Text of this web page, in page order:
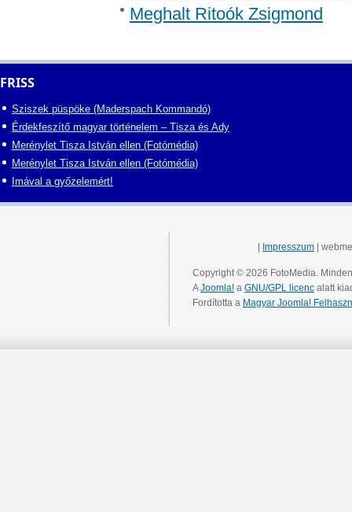
Meghalt Ritoók Zsigmond
FRISS
Sziszek püspöke (Maderspach Kommandó)
Érdekfeszítő magyar történelem – Tisza és Ady
Merénylet Tisza István ellen (Fotómédia)
Merénylet Tisza István ellen (Fotómédia)
Imával a győzelemért!
Impresszum |
Copyright © 2026 FotoMedia.
AJoomla! a GNU/GPL licenc alatt
Fordította a Magyar Joomla!